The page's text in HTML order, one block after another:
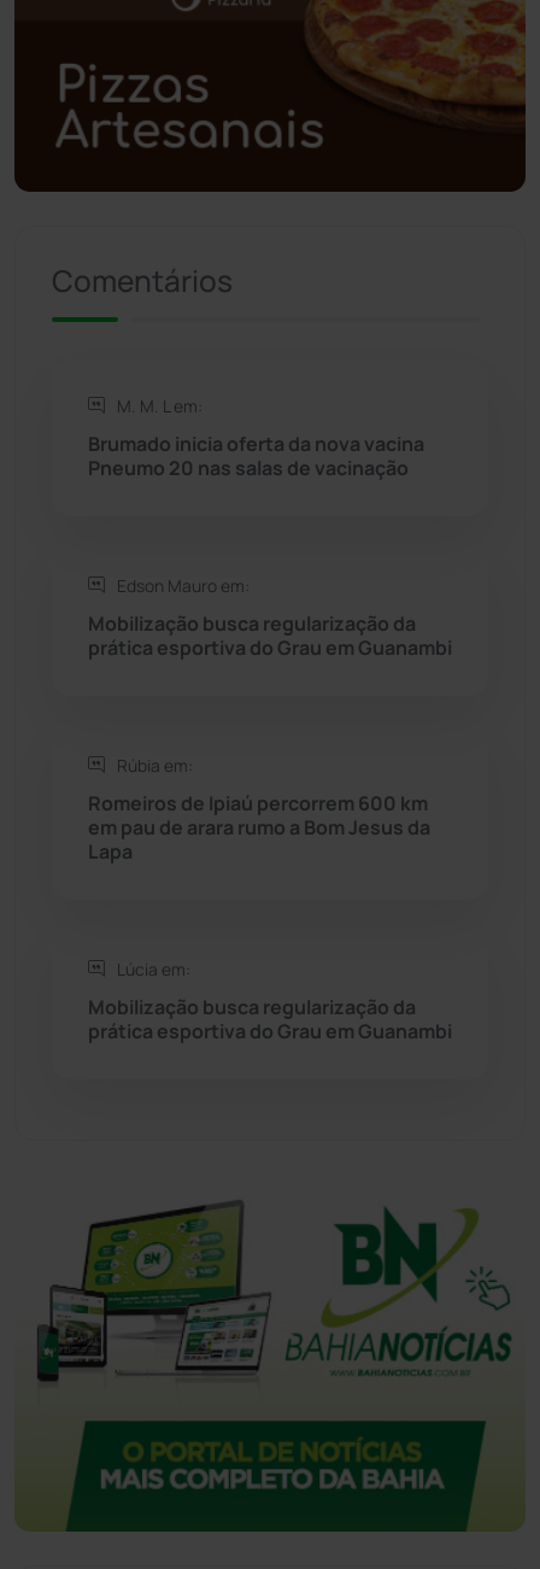
Polícia Militar (27)
Política (03)
Presidente Jânio Qu... (125)
Rio de Contas
Rio do Antônio
Rio do Pires
Seabra
Sebastião Laranjeiras (96)
Sudoeste Baiano
Tanhaçu
Comentários
M. M. L em:
Brumado inicia oferta da nova vacina
Pneumo 20 nas salas de vacinação
Edson Mauro em:
Mobilização busca regularização da
prática esportiva do Grau em Guanambi
Rúbia em:
Romeiros de Ipiaú percorrem 600 km
em pau de arara rumo a Bom Jesus da
Lapa
Lúcia em:
Mobilização busca regularização da
prática esportiva do Grau em Guanambi